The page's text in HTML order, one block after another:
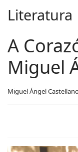
Literatura
A
Miguel
Miguel Ángel